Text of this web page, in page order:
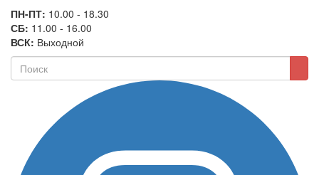
ПН-ПТ: 10.00 - 18.30
СБ: 11.00 - 16.00
ВСК: Выходной